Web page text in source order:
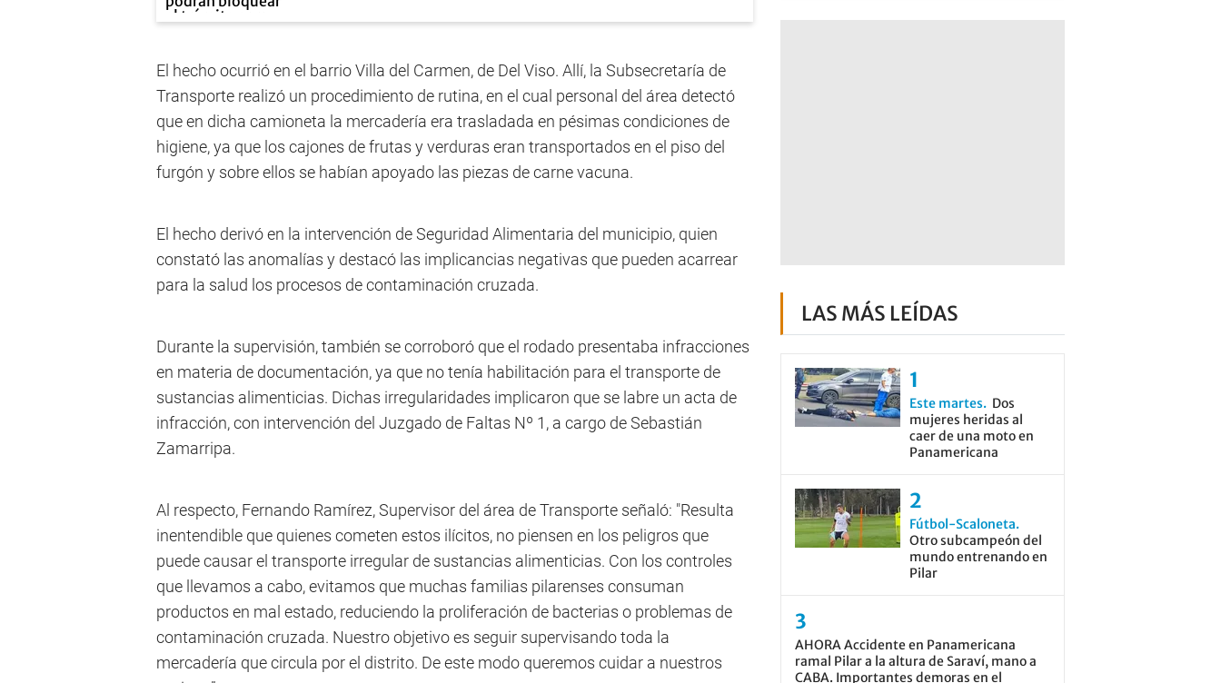
El hecho ocurrió en el barrio Villa del Carmen, de Del Viso. Allí, la Subsecretaría de
Transporte realizó un procedimiento de rutina, en el cual personal del área detectó
que en dicha camioneta la mercadería era trasladada en pésimas condiciones de
higiene, ya que los cajones de frutas y verduras eran transportados en el piso del
furgón y sobre ellos se habían apoyado las piezas de carne vacuna.
El hecho derivó en la intervención de Seguridad Alimentaria del municipio, quien
constató las anomalías y destacó las implicancias negativas que pueden acarrear
para la salud los procesos de contaminación cruzada.
Durante la supervisión, también se corroboró que el rodado presentaba infracciones
en materia de documentación, ya que no tenía habilitación para el transporte de
sustancias alimenticias. Dichas irregularidades implicaron que se labre un acta de
infracción, con intervención del Juzgado de Faltas Nº 1, a cargo de Sebastián
Zamarripa.
Al respecto, Fernando Ramírez, Supervisor del área de Transporte señaló: "Resulta
inentendible que quienes cometen estos ilícitos, no piensen en los peligros que
puede causar el transporte irregular de sustancias alimenticias. Con los controles
que llevamos a cabo, evitamos que muchas familias pilarenses consuman
productos en mal estado, reduciendo la proliferación de bacterias o problemas de
contaminación cruzada. Nuestro objetivo es seguir supervisando toda la
mercadería que circula por el distrito. De este modo queremos cuidar a nuestros
LAS MÁS LEÍDAS
Este martes
Dos
mujeres heridas al
caer de una moto en
Panamericana
Fútbol-Scaloneta
Otro subcampeón del
mundo entrenando en
Pilar
AHORA Accidente en Panamericana
ramal Pilar a la altura de Saraví, mano a
CABA. Importantes demoras en el